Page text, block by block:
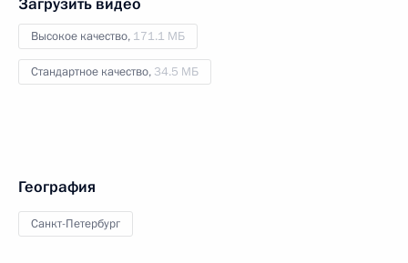
Высокое качество, 171.1 МБ
Стандартное качество, 34.5 МБ
География
Санкт-Петербург